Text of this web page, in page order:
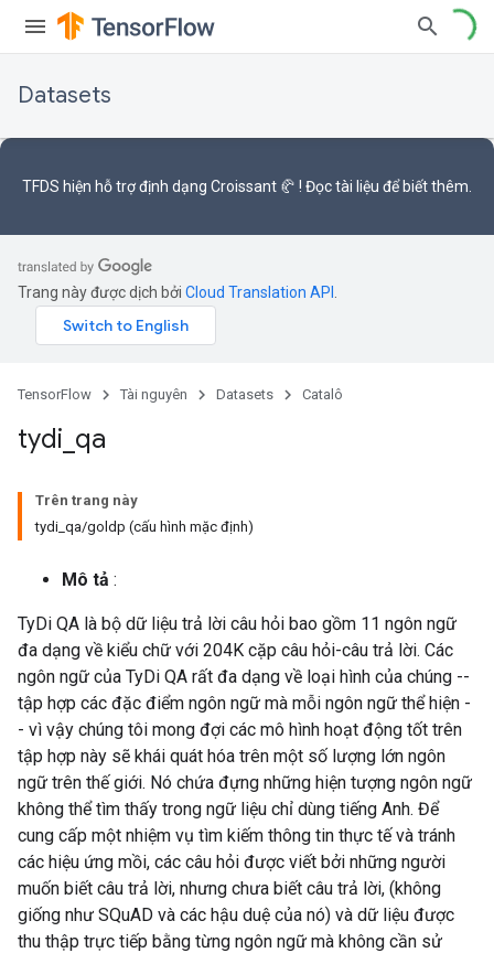
Datasets
TFDS hiện hỗ trợđịnh dạng Croissant 🥐 ! Đọctài liệu để biết thêm.
Trang này được dịch bởi Cloud Translation API
TensorFlow Tài nguyên Datasets Catalô
tydi qa
Trên trang này
tydi_qa/goldp (cấu hình mặc định)
Mô tả :
TyDi QA là bộ dữ liệu trả lời câu hỏi bao gồm 11 ngôn ngữ
đa dạng về kiểu chữ với 204K cặp câu hỏi-câu trả lời. Các
ngôn ngữ của TyDi QA rất đa dạng về loại hình của chúng --
tập hợp các đặc điểm ngôn ngữ mà mỗi ngôn ngữ thể hiện -
- vì vậy chúng tôi mong đợi các mô hình hoạt động tốt trên
tập hợp này sẽ khái quát hóa trên một số lượng lớn ngôn
ngữ trên thế giới. Nó chứa đựng những hiện tượng ngôn ngữ
không thể tìm thấy trong ngữ liệu chỉ dùng tiếng Anh. Để
cung cấp một nhiệm vụ tìm kiếm thông tin thực tế và tránh
các hiệu ứng mồi, các câu hỏi được viết bởi những người
muốn biết câu trả lời, nhưng chưa biết câu trả lời, (không
giống như SQuAD và các hậu duệ của nó) và dữ liệu được
thu thập trực tiếp bằng từng ngôn ngữ mà không cần sử